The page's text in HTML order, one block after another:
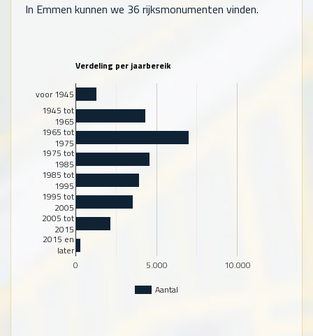
In Emmen kunnen we 36 rijksmonumenten vinden.
Verdeling per jaarbereik
Aantal
0 5.000 10.000
voor 1945
1945 tot
1965
1965 tot
1975
1975 tot
1985
1985 tot
1995
1995 tot
2005
2005 tot
2015
2015 en
later